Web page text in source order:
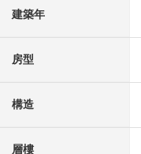
建築年
房型
構造
層樓